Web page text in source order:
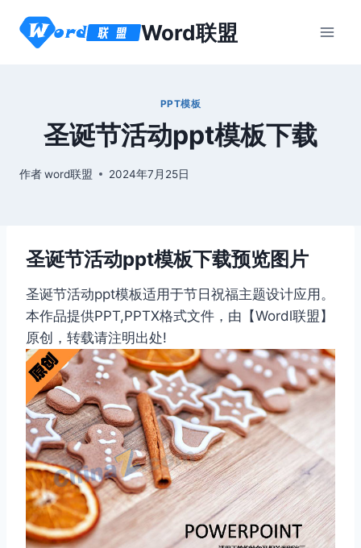
Word联盟
PPT模板
圣诞节活动ppt模板下载
作者word联盟 2024年7月25日
圣诞节活动ppt模板下载预览图片
圣诞节活动ppt模板适用于节日祝福主题设计应用。
本作品提供PPT,PPTX格式文件，由【Wordl联盟】
原创，转载请注明出处!